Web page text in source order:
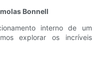
Bonnell
interno de um
explorar os incríveis